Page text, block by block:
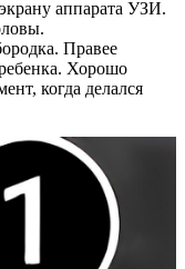
аппарата УЗИ.
Правее
ребенка. Хорошо
когда делался